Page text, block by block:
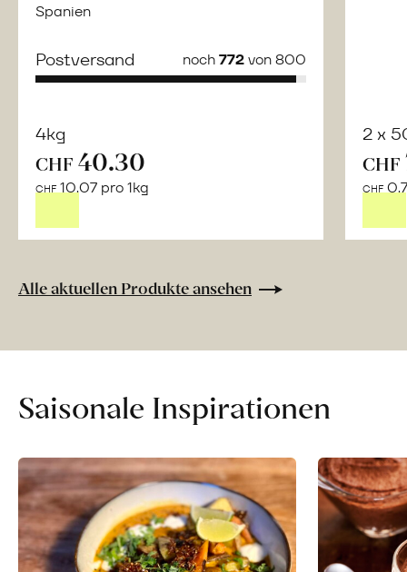
Spanien
Postversand noch772von 800
4kg
CHF 40.30
CHF 10.07 pro 1kg
Bio-
ohne
ab
erfahren
2 x
CHF
CHF
Alle aktuellen Produkte ansehen
Saisonale Inspirationen